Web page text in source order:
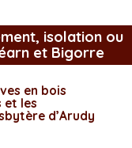
isolation ou
et Bigorre
en bois
et les
d’Arudy